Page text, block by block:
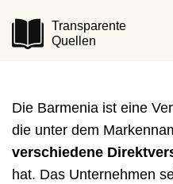
Transparente
Quellen
Die Barmenia ist eine
die unter dem
verschiedene
hat. Das Unternehmen